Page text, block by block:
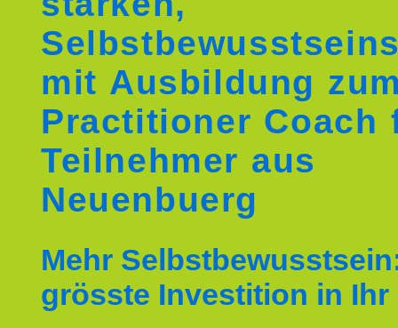
mit Ausbildung
Practitioner Coach
Teilnehmer aus
Neuenbuerg
Mehr
grösste Investition in Ihr